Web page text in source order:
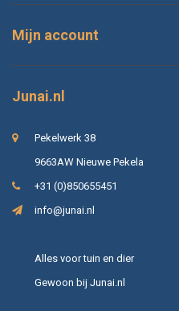
Mijn account
Junai.nl
Pekelwerk 38
9663AW Nieuwe Pekela
+31 (0)850655451
info@junai.nl
Alles voor tuin en dier
Gewoon bij Junai.nl